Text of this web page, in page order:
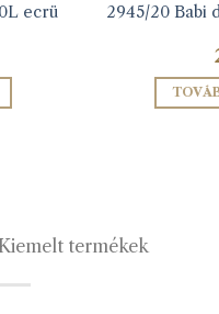
ecrü 2945/20 Babi
termékek